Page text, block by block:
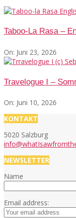
Taboo-La Rasa –
On: Juni 23, 2026
Travelogue I –
On: Juni 10, 2026
KONTAKT
5020 Salzburg
NEWSLETTER
Name
Email address: